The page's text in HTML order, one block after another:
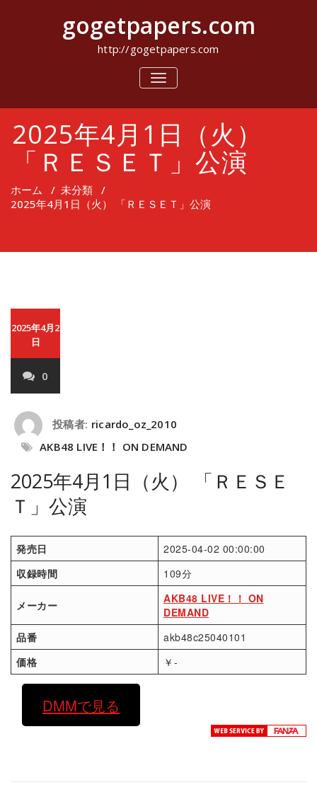
キ
gogetpapers.com
http://gogetpapers.com
ナ
ビ
シ
ョ
ン
替
え
2025年4月1日（火）
「ＲＥＳＥＴ」公演
ホーム / 未分類 /
2025年4月1日（火） 「ＲＥＳＥＴ」公演
2025年4月2
日
0
投稿者: ricardo_oz_2010
AKB48 LIVE！！ ON DEMAND
2025年4月1日（火） 「ＲＥＳＥ
Ｔ」公演
発売日
2025-04-02 00:00:00
収録時間
109分
メーカー
AKB48 LIVE！！ ON
DEMAND
品番
akb48c25040101
価格
￥-
DMMで見る